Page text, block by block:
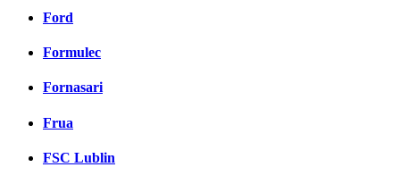
Ford
Formulec
Fornasari
Frua
FSC Lublin